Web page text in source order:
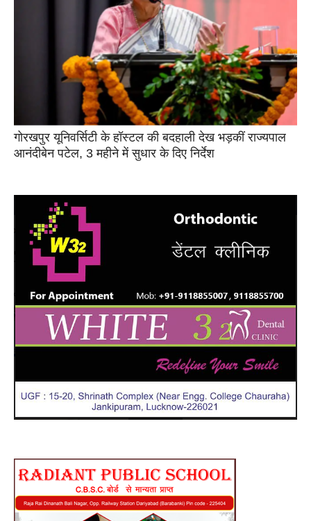
गोरखपुर यूनिवर्सिटी के हॉस्टल की बदहाली देख भड़कीं राज्यपाल
आनंदीबेन पटेल, 3 महीने में सुधार के दिए निर्देश